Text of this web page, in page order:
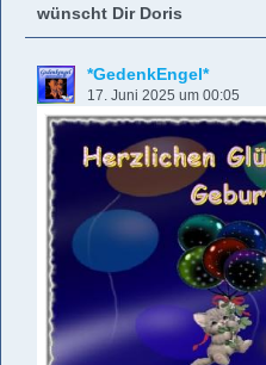
wünscht Dir Doris
*GedenkEngel*
17. Juni 2025 um 00:05